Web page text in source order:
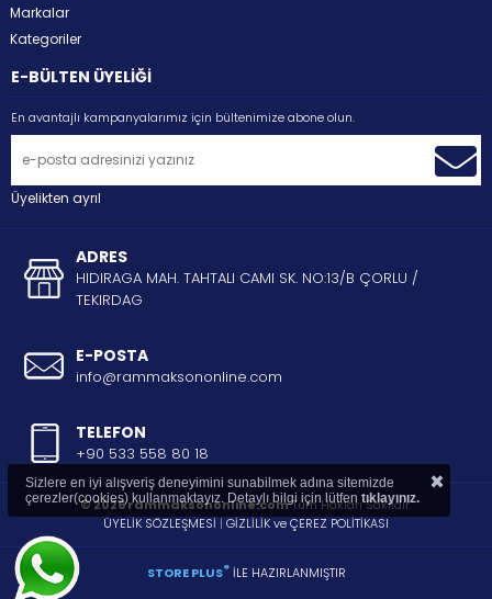
Markalar
Kategoriler
E-BÜLTEN ÜYELİĞİ
En avantajlı kampanyalarımız için bültenimize abone olun.
Üyelikten ayrıl
ADRES
HIDIRAGA MAH. TAHTALI CAMI SK. NO:13/B ÇORLU /
TEKIRDAG
E-POSTA
info@rammaksononline.com
TELEFON
+90 533 558 80 18
© 2026 rammaksononline.comTüm Hakları Saklıdır.
ÜYELİK SÖZLEŞMESİ | GİZLİLİK ve ÇEREZ POLİTİKASI
STORE PLUS®İLE HAZIRLANMIŞTIR
Sizlere en iyi alışveriş deneyimini sunabilmek adına sitemizde
çerezler(cookies) kullanmaktayız. Detaylı bilgi için lütfen tıklayınız. ×